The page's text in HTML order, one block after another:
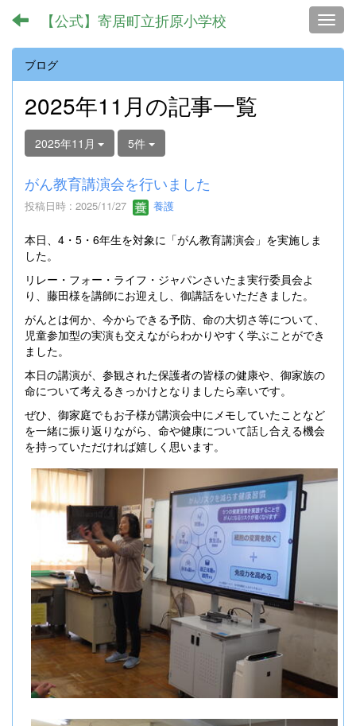
【公式】寄居町立折原小学校
ブログ
2025年11月の記事一覧
2025年11月 5件
がん教育講演会を行いました
投稿日時 : 2025/11/27 養護
本日、4・5・6年生を対象に「がん教育講演会」を実施しま
した。
リレー・フォー・ライフ・ジャパンさいたま実行委員会よ
り、藤田様を講師にお迎えし、御講話をいただきました。
がんとは何か、今からできる予防、命の大切さ等について、
児童参加型の実演も交えながらわかりやすく学ぶことができ
ました。
本日の講演が、参観された保護者の皆様の健康や、御家族の
命について考えるきっかけとなりましたら幸いです。
ぜひ、御家庭でもお子様が講演会中にメモしていたことなど
を一緒に振り返りながら、命や健康について話し合える機会
を持っていただければ嬉しく思います。